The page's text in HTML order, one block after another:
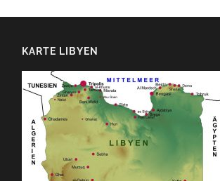
KARTE LIBYEN